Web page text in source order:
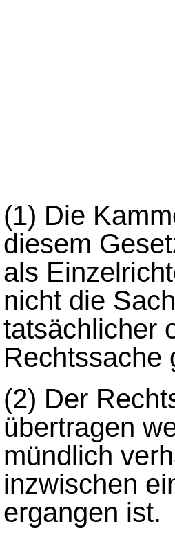
(1) Die
diesem
als
nicht die
tatsächlicher
Rechtssache
(2) Der
übertragen
mündlich
inzwischen
ergangen ist.